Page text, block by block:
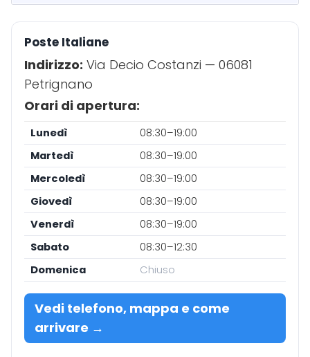
Poste Italiane
Indirizzo: Via Decio Costanzi — 06081
Petrignano
Orari di apertura:
Lunedì
08:30–19:00
Martedì
08:30–19:00
Mercoledì
08:30–19:00
Giovedì
08:30–19:00
Venerdì
08:30–19:00
Sabato
08:30–12:30
Domenica
Chiuso
Vedi telefono, mappa e come
arrivare →